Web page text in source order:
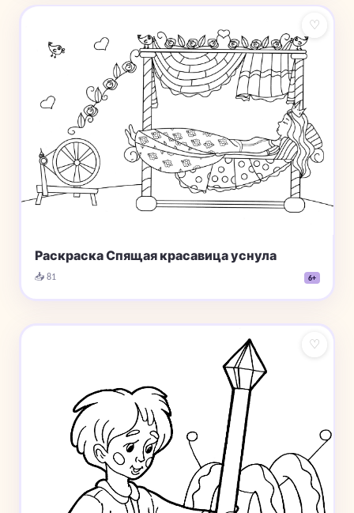
♡
Раскраска Спящая красавица уснула
📥 81 6+
♡